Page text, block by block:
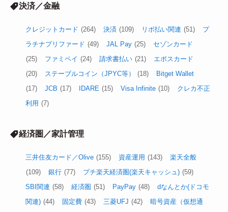
決済／金融
クレジットカード (264) 決済 (109) リボ払い関連 (51)
プ
ラチナプリファード (49) JAL Pay (25)
セゾンカード
(25)
ファミペイ (24) 請求書払い (21)
エポスカード
(20)
ステーブルコイン（JPYC等） (18)
Bitget Wallet
(17)
JCB (17) IDARE (15) Visa Infinite (10)
クレカ不正
利用 (7)
経済圏／家計管理
三井住友カード／Olive (155) 資産運用 (143)
楽天全般
(109)
銀行 (77) プチ楽天経済圏(楽天キャッシュ) (59)
SBI関連 (58) 経済圏 (51) PayPay (48)
dなんとか(ドコモ
関連) (44) 固定費 (43) 三菱UFJ (42)
暗号資産（仮想通